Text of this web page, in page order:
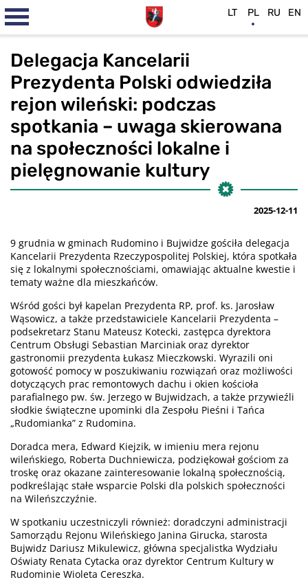
Delegacja Kancelarii
Prezydenta Polski odwiedziła
rejon wileński: podczas
spotkania – uwaga skierowana
na społeczności lokalne i
pielęgnowanie kultury
2025-12-11
9 grudnia w gminach Rudomino i Bujwidze gościła delegacja
Kancelarii Prezydenta Rzeczypospolitej Polskiej, która spotkała
się z lokalnymi społecznościami, omawiając aktualne kwestie i
tematy ważne dla mieszkańców.
Wśród gości był kapelan Prezydenta RP, prof. ks. Jarosław
Wąsowicz, a także przedstawiciele Kancelarii Prezydenta –
podsekretarz Stanu Mateusz Kotecki, zastępca dyrektora
Centrum Obsługi Sebastian Marciniak oraz dyrektor
gastronomii prezydenta Łukasz Mieczkowski. Wyrazili oni
gotowość pomocy w poszukiwaniu rozwiązań oraz możliwości
dotyczących prac remontowych dachu i okien kościoła
parafialnego pw. św. Jerzego w Bujwidzach, a także przywieźli
słodkie świąteczne upominki dla Zespołu Pieśni i Tańca
„Rudomianka” z Rudomina.
Doradca mera, Edward Kiejzik, w imieniu mera rejonu
wileńskiego, Roberta Duchniewicza, podziękował gościom za
troskę oraz okazane zainteresowanie lokalną społecznością,
podkreślając stałe wsparcie Polski dla polskich społeczności
na Wileńszczyźnie.
W spotkaniu uczestniczyli również: doradczyni administracji
Samorządu Rejonu Wileńskiego Janina Girucka, starosta
Bujwidz Dariusz Mikulewicz, główna specjalistka Wydziału
Oświaty Renata Cytacka oraz dyrektor Centrum Kultury w
Rudominie Wioleta Cereszka.
LT PL RU EN